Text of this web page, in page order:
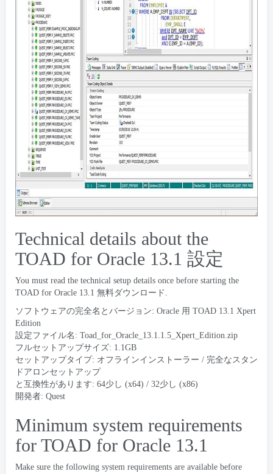
Technical details about the
TOAD for Oracle 13.1 設定
You must read the technical setup details once before starting the
TOAD for Oracle 13.1 無料ダウンロード.
ソフトウェアの完全名とバージョン: Oracle 用 TOAD 13.1 Xpert
Edition
設定ファイル名: Toad_for_Oracle_13.1.1.5_Xpert_Edition.zip
フルセットアップサイズ: 1.1GB
セットアップタイプ: オフラインインストーラー / 完全なスタン
ドアロンセットアップ
と互換性があります: 64少し (x64) / 32少し (x86)
開発者: Quest
Minimum system requirements
for TOAD for Oracle 13.1
Make sure the following system requirements are available before